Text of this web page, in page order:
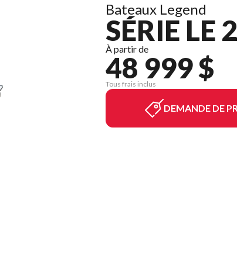
Bateaux Legend
SÉRIE LE
À partir de
48 999 $
Tous frais inclus
DEMANDE DE